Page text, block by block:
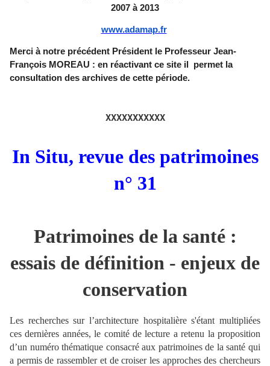
2007 à 2013
www.adamap.fr
Merci à notre précédent Président le Professeur Jean-
François MOREAU : en réactivant ce site il permet la
consultation des archives de cette période.
XXXXXXXXXXX
In Situ, revue des patrimoines
n° 31
Patrimoines de la santé :
essais de définition - enjeux de
conservation
Les recherches sur l’architecture hospitalière s'étant multipliées
ces dernières années, le comité de lecture a retenu la proposition
d’un numéro thématique consacré aux patrimoines de la santé qui
a permis de rassembler et de croiser les approches des chercheurs